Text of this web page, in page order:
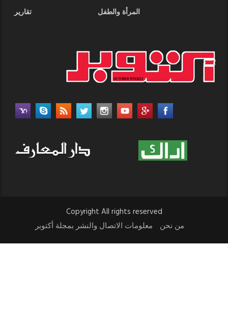
المرأة والطفل
تقارير
Copyright All rights reserved
من نحن
معلومات الاتصال والنشر بمجلة أكتوبر